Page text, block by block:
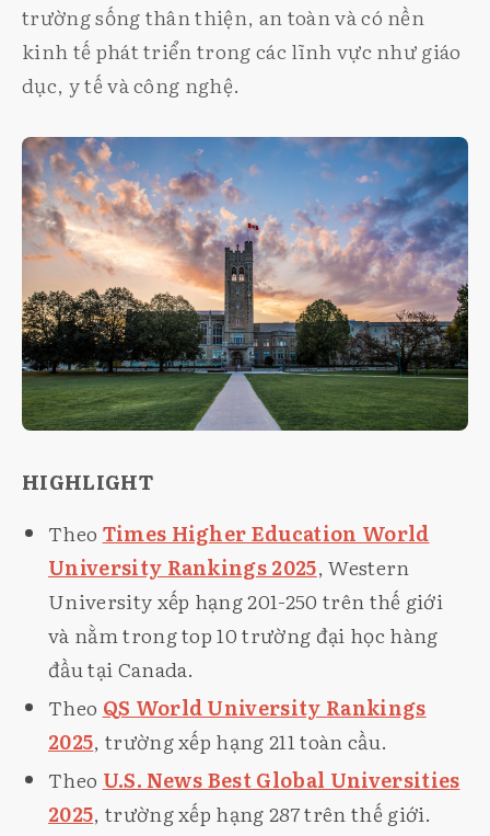
trường sống thân thiện, an toàn và có nền
kinh tế phát triển trong các lĩnh vực như giáo
dục, y tế và công nghệ.
HIGHLIGHT
Theo Times Higher Education World
University Rankings 2025, Western
University xếp hạng 201-250 trên thế giới
và nằm trong top 10 trường đại học hàng
đầu tại Canada.
Theo QS World University Rankings
2025, trường xếp hạng 211 toàn cầu.
Theo U.S. News Best Global Universities
2025, trường xếp hạng 287 trên thế giới.